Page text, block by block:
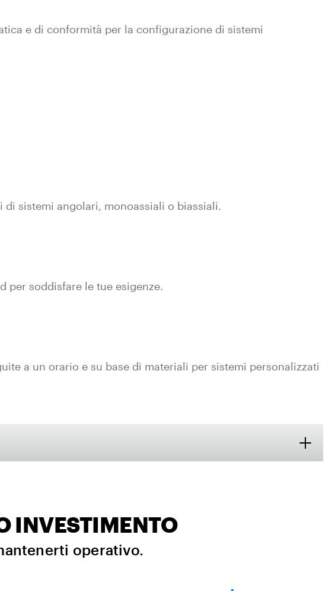
e di conformità per la configurazione di sistemi
sistemi angolari, monoassiali o biassiali.
per soddisfare le tue esigenze.
a un orario e su base di materiali per sistemi personalizzati
INVESTIMENTO
operativo.